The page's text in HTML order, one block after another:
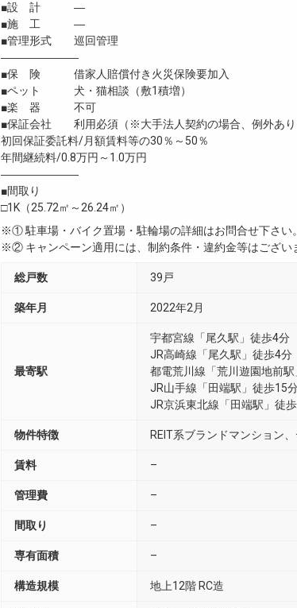
■設 計 ―
■施 工 ―
■管理形式 巡回管理
―――――――
■保 険 借家人賠償付き火災保険要加入
■ペット 犬・猫相談（敷1積増）
■楽 器 不可
■保証会社 利用必須（※大手法人契約の場合、例外あり
初回保証委託料/月額賃料等の30％～50％
年間継続料/0.8万円～1.0万円
―――――――
■間取り
□1K（25.72㎡～26.24㎡）
※① 駐車場・バイク置場・駐輪場の詳細はお問合せ下さい。
※② キャンペーン適用には、制約条件・違約金等はござい
総戸数 39戸
築年月 2022年2月
最寄駅
宇都宮線「尾久駅」徒歩4分
JR高崎線「尾久駅」徒歩4分
都電荒川線「荒川遊園地前
JR山手線「田端駅」徒歩15
JR京浜東北線「田端駅」徒
物件特徴 REIT系ブランドマンション
賃料 –
管理費 –
間取り –
専有面積 –
構造規模 地上12階 RC造